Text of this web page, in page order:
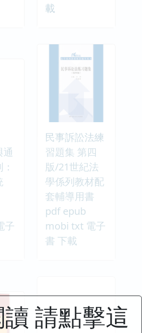
載
子
民事訴訟法練
習題集 第四
版/21世紀法
學係列教材配
套輔導用書
pdf epub
mobi txt 電子
書 下載
請點擊這